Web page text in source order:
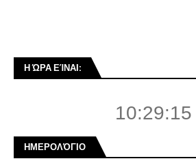
Η ΏΡΑ ΕΊΝΑΙ:
10:29:16
ΗΜΕΡΟΛΌΓΙΟ